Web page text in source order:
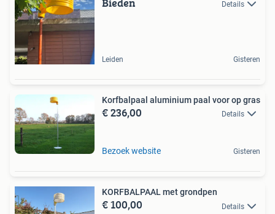
Details
Leiden Gisteren
Korfbalpaal aluminium paal voor op gras
€ 236,00 Details
Bezoek website Gisteren
KORFBALPAAL met grondpen
€ 100,00 Details